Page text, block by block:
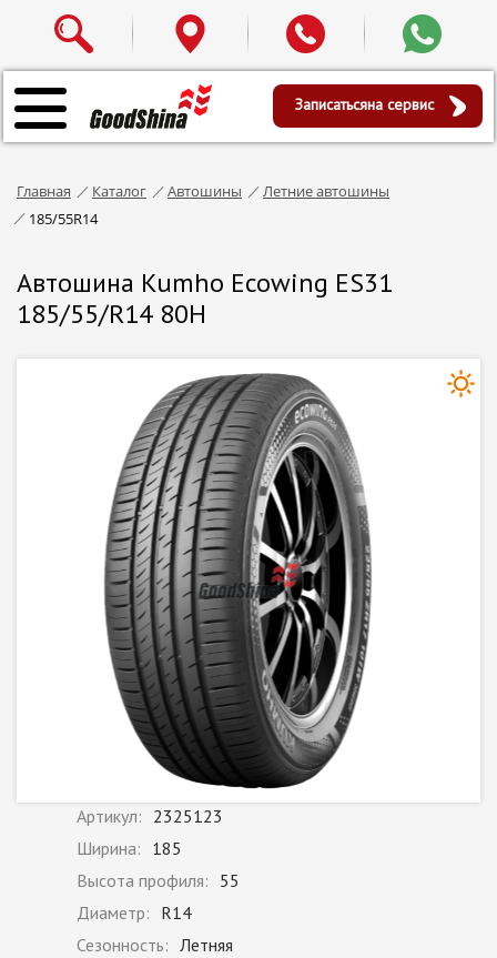
Записатьсяна сервис
Главная Каталог Автошины
Летние автошины
185/55R14
Автошина Kumho Ecowing ES31
185/55/R14 80H
Артикул: 2325123
Ширина: 185
Высота профиля: 55
Диаметр: R14
Сезонность: Летняя